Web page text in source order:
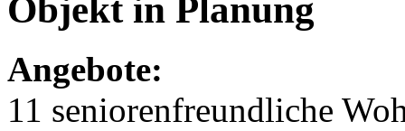
Objekt in Planung
Angebote:
11 seniorenfreundliche